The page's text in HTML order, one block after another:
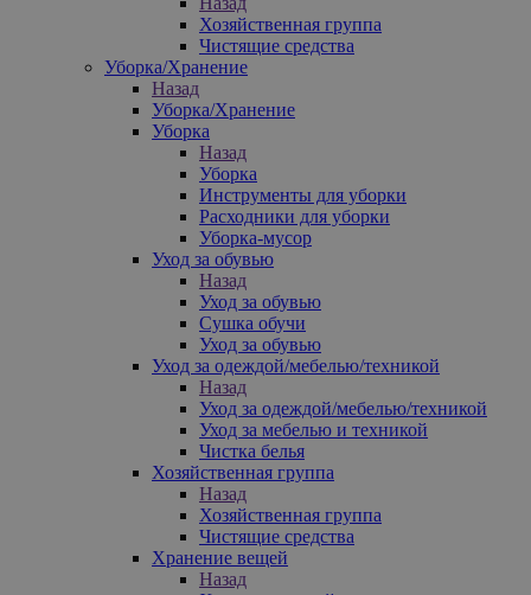
Хозяйственная группа
Чистящие средства
Уборка/Хранение
Назад
Уборка/Хранение
Уборка
Назад
Уборка
Инструменты для уборки
Расходники для уборки
Уборка-мусор
Уход за обувью
Назад
Уход за обувью
Сушка обучи
Уход за обувью
Уход за одеждой/мебелью/техникой
Назад
Уход за одеждой/мебелью/техникой
Уход за мебелью и техникой
Чистка белья
Хозяйственная группа
Назад
Хозяйственная группа
Чистящие средства
Хранение вещей
Назад